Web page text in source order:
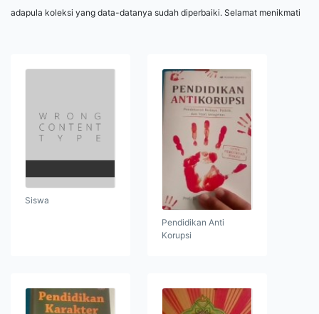
adapula koleksi yang data-datanya sudah diperbaiki. Selamat menikmati
Siswa
Pendidikan Anti
Korupsi